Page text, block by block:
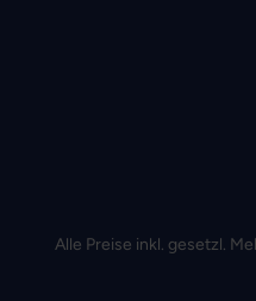
Alle Preise inkl. gesetzl.